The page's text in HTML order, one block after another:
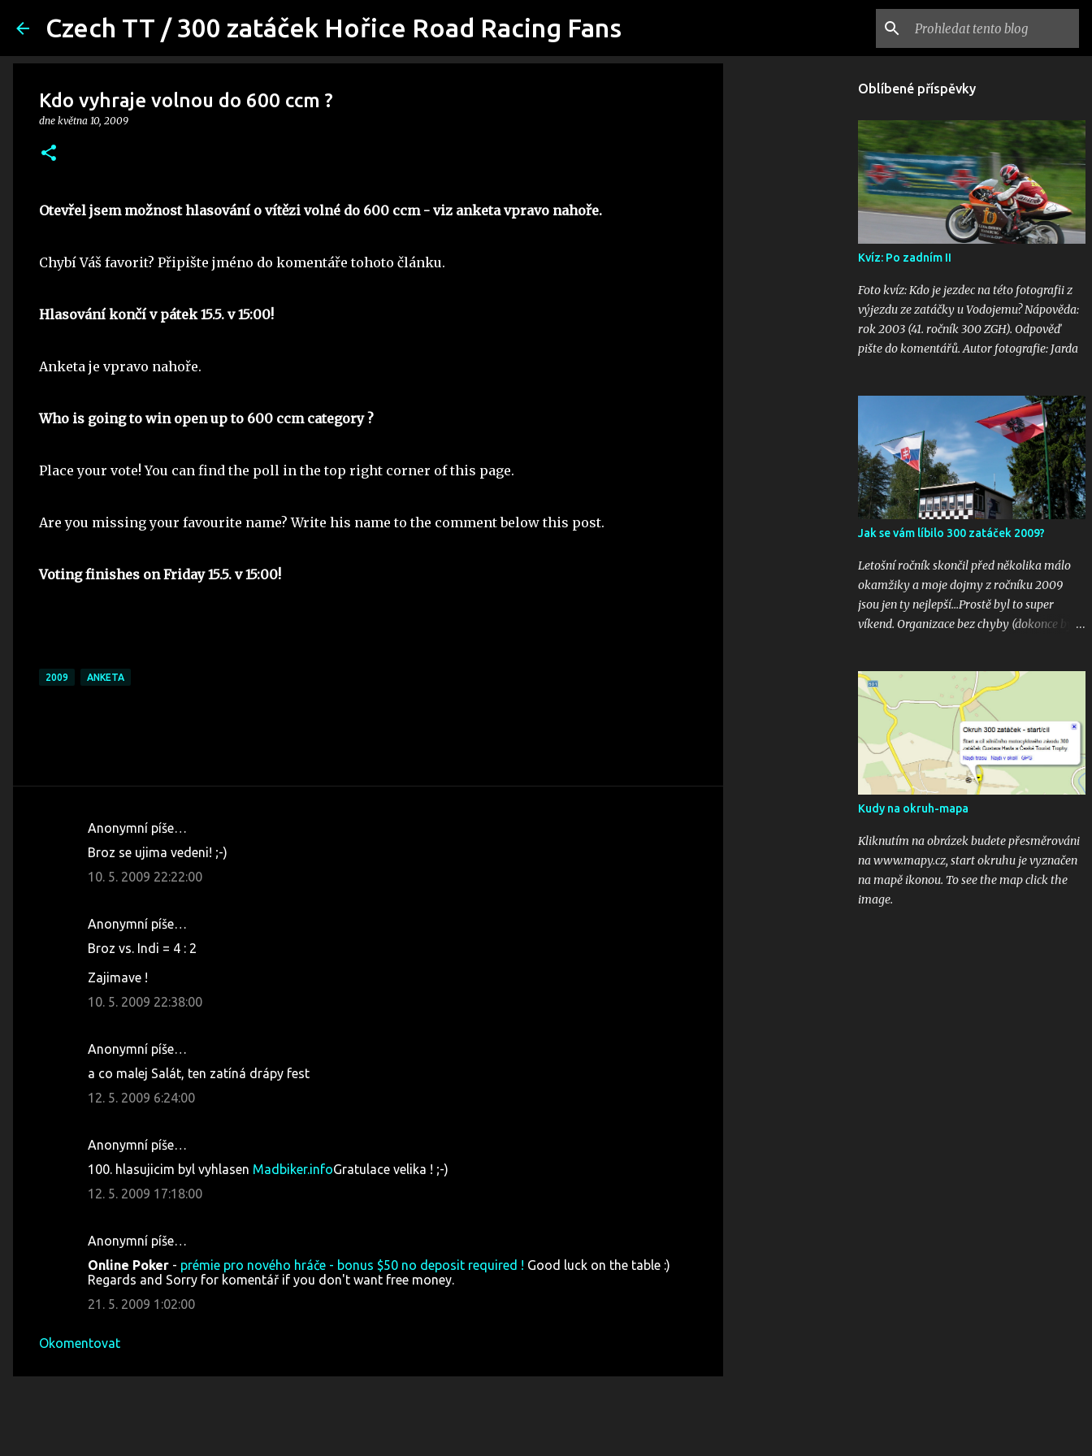
Přeskočit na hlavní obsah
Czech TT / 300 zatáček Hořice Road Racing Fans
Kdo vyhraje volnou do 600 ccm ?
dne května 10, 2009
Otevřel jsem možnost hlasování o vítězi volné do 600 ccm - viz anketa vpravo nahoře.
Chybí Váš favorit? Připište jméno do komentáře tohoto článku.
Hlasování končí v pátek 15.5. v 15:00!
Anketa je vpravo nahoře.
Who is going to win open up to 600 ccm category ?
Place your vote! You can find the poll in the top right corner of this page.
Are you missing your favourite name? Write his name to the comment below this post.
Voting finishes on Friday 15.5. v 15:00!
2009 ANKETA
Anonymní píše…
Broz se ujima vedeni! ;-)
10. 5. 2009 22:22:00
Anonymní píše…
Broz vs. Indi = 4 : 2
Zajimave !
10. 5. 2009 22:38:00
Anonymní píše…
a co malej Salát, ten zatíná drápy fest
12. 5. 2009 6:24:00
Anonymní píše…
100. hlasujicim byl vyhlasen Madbiker.infoGratulace velika ! ;-)
12. 5. 2009 17:18:00
Anonymní píše…
Online Poker - prémie pro nového hráče - bonus $50 no deposit required ! Good luck on the table :)
Regards and Sorry for komentář if you don't want free money.
21. 5. 2009 1:02:00
Okomentovat
Oblíbené příspěvky
Kvíz: Po zadním II
Foto kvíz: Kdo je jezdec na této fotografii z
výjezdu ze zatáčky u Vodojemu? Nápověda:
rok 2003 (41. ročník 300 ZGH). Odpověď
pište do komentářů. Autor fotografie: Jarda
Jak se vám líbilo 300 zatáček 2009?
Letošní ročník skončil před několika málo
okamžiky a moje dojmy z ročníku 2009
jsou jen ty nejlepší...Prostě byl to super
víkend. Organizace bez chyby (dokonce bylo
žádná velká nehoda pokud vím a hlavně
překrásné souboje hned v několika
kubaturách. Máte fotky, videa ? Pošlete mi
odkaz na email 300zatacek@gmail.com a
podělte se s ostatními, budou uveřejněny na
těchto stránkých. Dík. A jak se líbily Zatáčky
vám? Pište do komentářů...
Kudy na okruh-mapa
Kliknutím na obrázek budete přesměrováni
na www.mapy.cz, start okruhu je vyznačen
na mapě ikonou. To see the map click the
image.